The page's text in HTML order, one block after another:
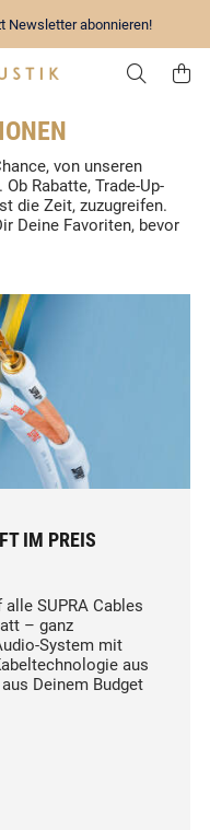
Newsletter abonnieren!
Zur
von unseren
Rabatte, Trade-Up-
die Zeit, zuzugreifen.
Deine Favoriten, bevor
IM PREIS
SUPRA Cables
– ganz
System mit
aus
Deinem Budget